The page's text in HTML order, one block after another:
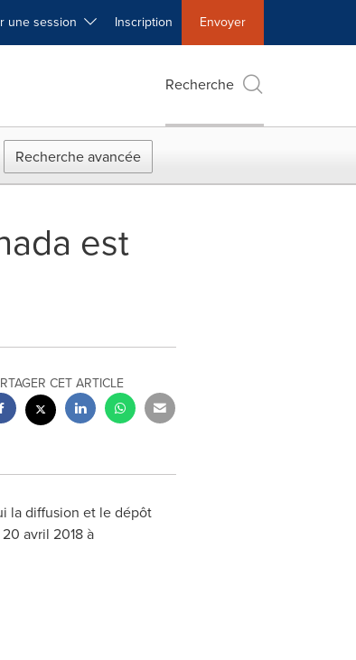
une session Inscription Envoyer
Recherche
Recherche avancée
est
CET ARTICLE
la diffusion et le dépôt
avril 2018 à